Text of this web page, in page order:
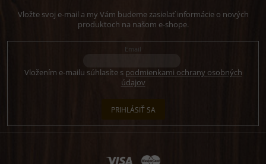
Vložte svoj e-mail a my Vám budeme zasielať informácie o nových
produktoch na našom e-shope.
Email
Vložením e-mailu súhlasíte s podmienkami ochrany osobných
údajov
PRIHLÁSIŤ SA